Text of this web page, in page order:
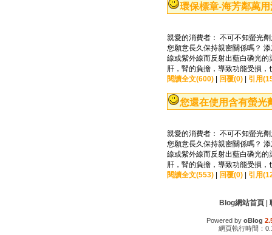
環保標章-海芳鄰萬
親愛的消費者： 不可不知螢光
您願意長久保持親密關係嗎？
線或紫外線而反射出藍白磷光
肝，腎的負擔，導致功能受損
閱讀全文(600)
回覆(0) 引用
您還在使用含有螢光
親愛的消費者： 不可不知螢光
您願意長久保持親密關係嗎？
線或紫外線而反射出藍白磷光
肝，腎的負擔，導致功能受損
閱讀全文(553)
回覆(0) 引用
Blog網站首頁|
Powered by oBlog
網頁執行時間：